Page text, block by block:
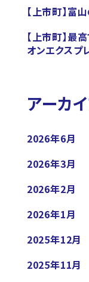
【上市町】富
【上市町】最
オンエクスプ
アーカ
2026年6月
2026年3月
2026年2月
2026年1月
2025年12月
2025年11月